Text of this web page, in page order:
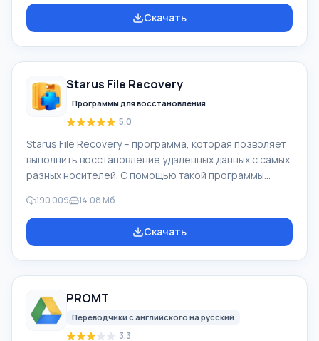
Microsoft. Функционал Windows Movie Maker:
Захватывать видео с разных источников
Maker - добавить можно фоновую аудиодорожку,
использовать между
Скачать
Starus File Recovery
Программы для восстановления
5.0
Starus File Recovery – программа, которая позволяет
выполнить восстановление удаленных данных с самых
разных носителей. С помощью такой программы
разными способами. Например, они были удалены
мимо Корзины, скрыты под воздействием
вредоносного программного обеспечения, утеряны
различными устройствами, например, с жесткими
дисками, SS
190 009 14.08 Мб
Скачать
PROMT
Переводчики с английского на русский
3.3